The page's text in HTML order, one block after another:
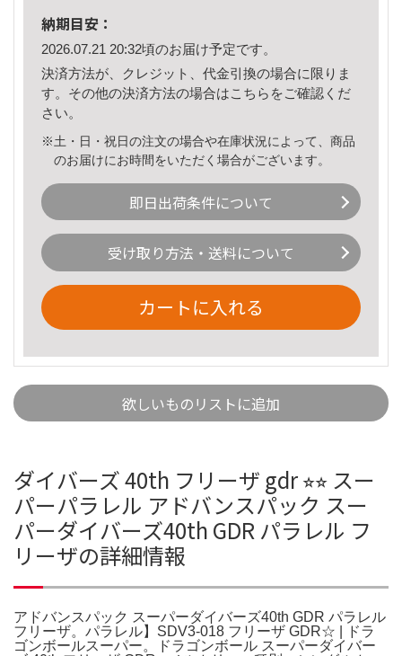
納期目安：
2026.07.21 20:32頃のお届け予定です。
決済方法が、クレジット、代金引換の場合に限りま
す。その他の決済方法の場合はこちら をご確認くだ
さい。
※土・日・祝日の注文の場合や在庫状況によって、商品
のお届けにお時間をいただく場合がございます。
即日出荷条件について
受け取り方法・送料について
カートに入れる
欲しいものリストに追加
ダイバーズ 40th フリーザ gdr ⭐︎⭐︎ スー
パーパラレル アドバンスパック スー
パーダイバーズ40th GDR パラレル フ
リーザの詳細情報
アドバンスパック スーパーダイバーズ40th GDR パラレル
フリーザ。パラレル】SDV3-018 フリーザ GDR☆ | ドラ
ゴンボールスーパー。ドラゴンボール スーパーダイバー